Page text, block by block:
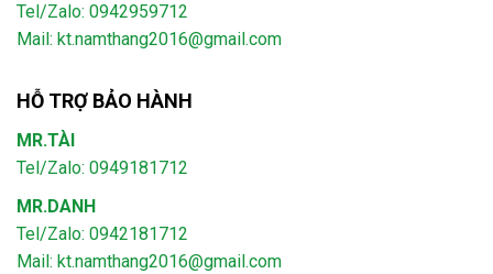
Tel/Zalo: 0942959712
Mail: kt.namthang2016@gmail.com
HỖ TRỢ BẢO HÀNH
MR.TÀI
Tel/Zalo: 0949181712
MR.DANH
Tel/Zalo: 0942181712
Mail: kt.namthang2016@gmail.com